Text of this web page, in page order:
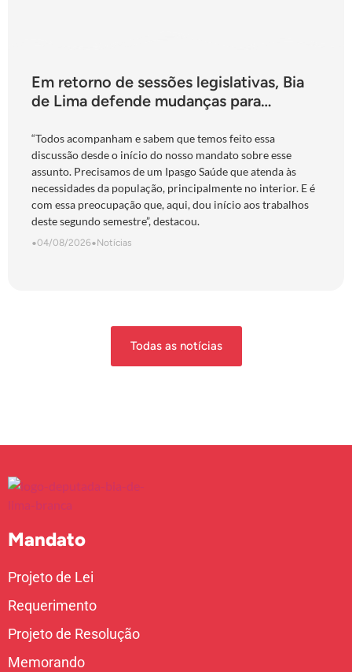
Em retorno de sessões legislativas, Bia
de Lima defende mudanças para
“Todos acompanham e sabem que temos feito essa
discussão desde o início do nosso mandato sobre esse
assunto. Precisamos de um Ipasgo Saúde que atenda às
necessidades da população, principalmente no interior. E é
com essa preocupação que, aqui, dou início aos trabalhos
deste segundo semestre”, destacou.
•04/08/2026•Notícias
Todas as notícias
Mandato
Projeto de Lei
Requerimento
Projeto de Resolução
Memorando